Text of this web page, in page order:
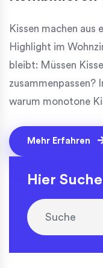
Kissen machen aus
Highlight im
bleibt: Müssen
zusammenpassen?
warum monotone
in deine Sofaecke
hin zu aktuellen
Fakten, mit denen
kreativen
Kissen auf dem
Mehr Erfahren
Hier